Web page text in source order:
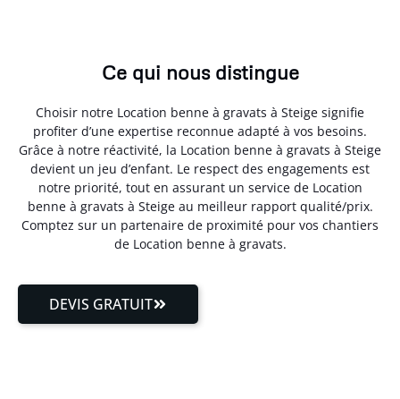
Ce qui nous distingue
Choisir notre Location benne à gravats à Steige signifie
profiter d’une expertise reconnue adapté à vos besoins.
Grâce à notre réactivité, la Location benne à gravats à Steige
devient un jeu d’enfant. Le respect des engagements est
notre priorité, tout en assurant un service de Location
benne à gravats à Steige au meilleur rapport qualité/prix.
Comptez sur un partenaire de proximité pour vos chantiers
de Location benne à gravats.
DEVIS GRATUIT